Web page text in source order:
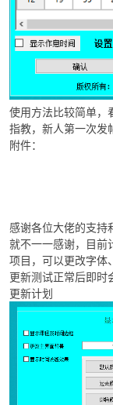
使用方法比较简单，
指教，新人第一次发
附件：
感谢各位大佬的支持
就不一一感谢，目前
项目，可以更改字体
更新测试正常后即时
更新计划